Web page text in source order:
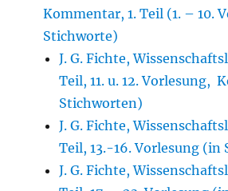
Kommentar, 1. Teil (1. – 10.
Stichworte)
J. G. Fichte,
Teil, 11. u. 12. Vorlesung,
Stichworten)
J. G. Fichte,
Teil, 13.-16. Vorlesung (in
J. G. Fichte,